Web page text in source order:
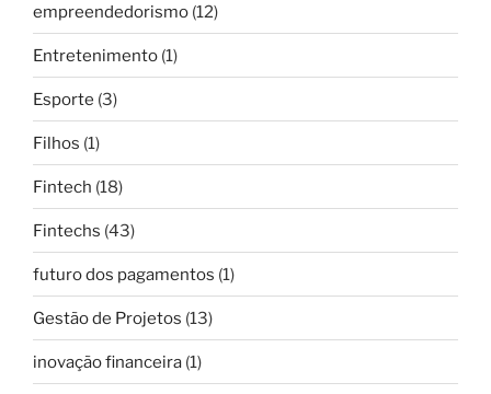
empreendedorismo (12)
Entretenimento (1)
Esporte (3)
Filhos (1)
Fintech (18)
Fintechs (43)
futuro dos pagamentos (1)
Gestão de Projetos (13)
inovação financeira (1)